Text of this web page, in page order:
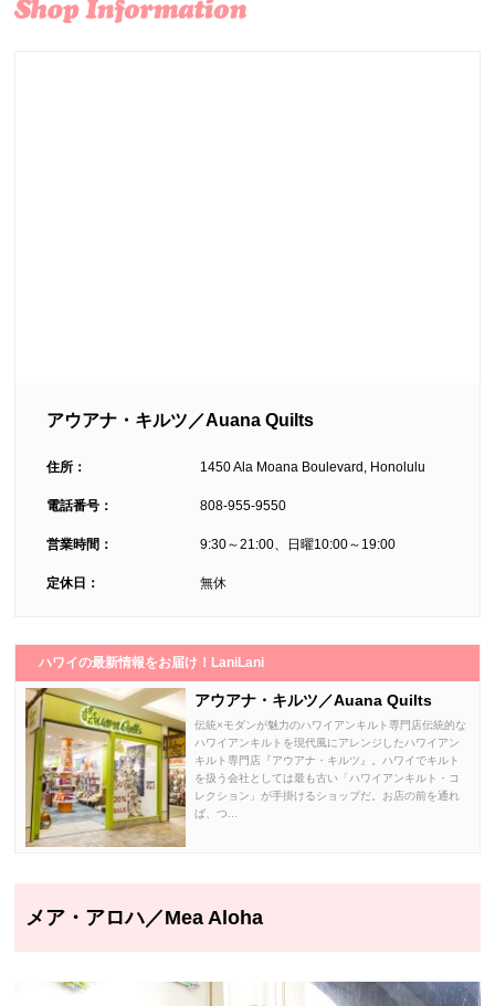
アウアナ・キルツ／Auana Quilts
住所： 1450 Ala Moana Boulevard, Honolulu
電話番号： 808-955-9550
営業時間： 9:30～21:00、日曜10:00～19:00
定休日： 無休
ハワイの最新情報をお届け！LaniLani
アウアナ・キルツ／Auana Quilts
伝統×モダンが魅力のハワイアンキルト専門店伝統的な
ハワイアンキルトを現代風にアレンジしたハワイアン
キルト専門店『アウアナ・キルツ』。ハワイでキルト
を扱う会社としては最も古い「ハワイアンキルト・コ
レクション」が手掛けるショップだ。お店の前を通れ
ば、つ...
メア・アロハ／Mea Aloha